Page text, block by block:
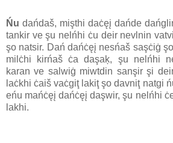
Ńu dańdaš, mişthi daċęį dańde
tankir ve şu nelńhi ċu deir nevlnin
şo natsir. Dań dańċęį nesńaš saşċiġ
milċhi kirńaš ċa daşaķ, şu nelńhi
karan ve salwiġ miwtdin sanşir şi
laċkhi ċaiš vaċgiţ lakiţ şo davniţ natgi
eńu mańċęį dańċęį daşwir, şu nelńhi
lakhi.